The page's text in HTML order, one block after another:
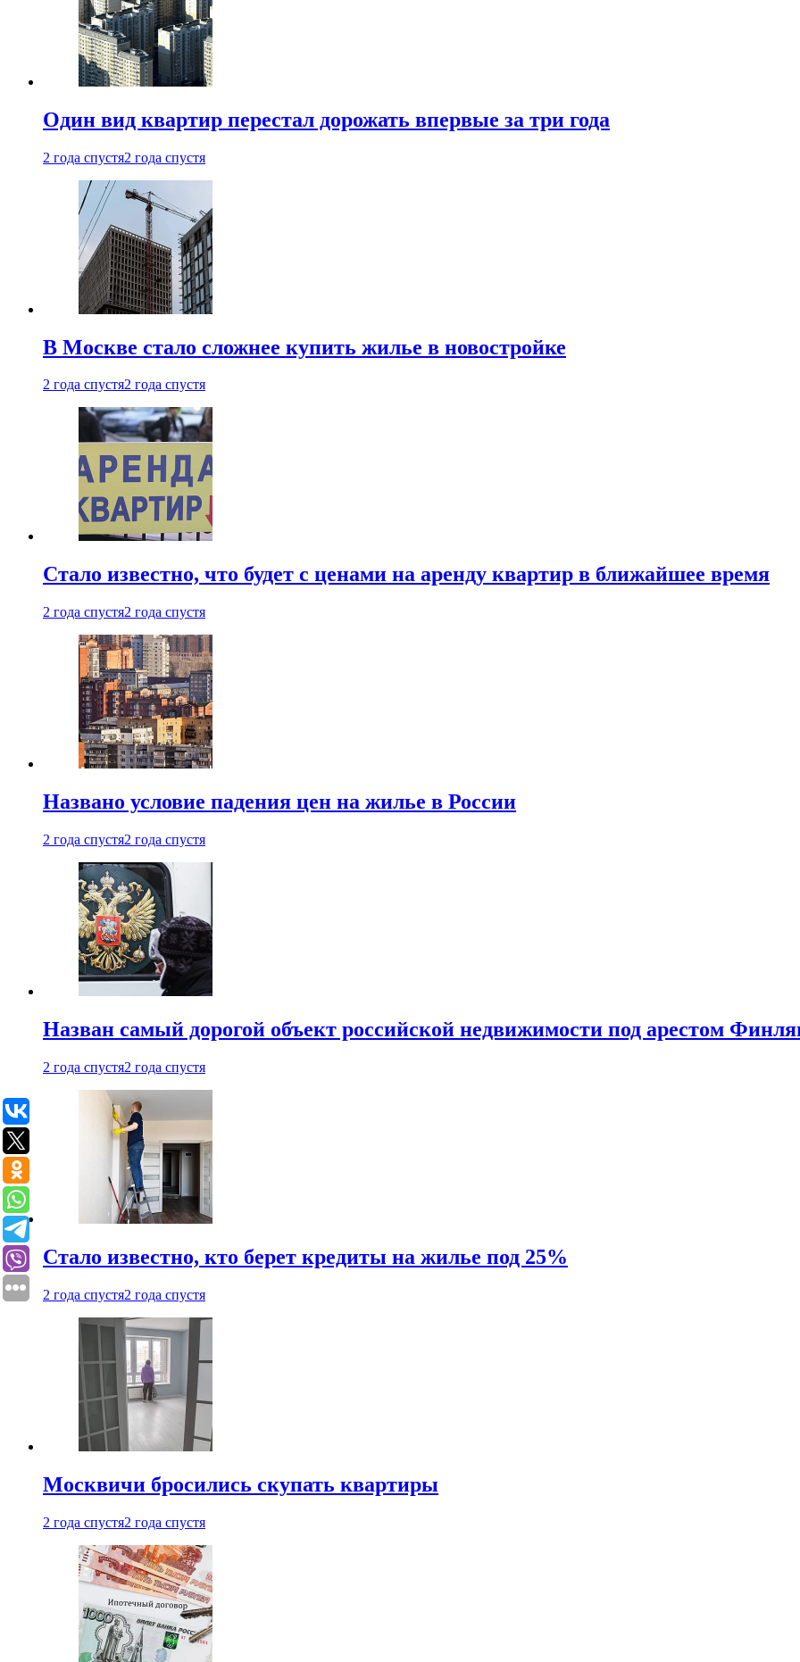
Один вид квартир перестал дорожать впервые за три года
2 года спустя2 года спустя
В Москве стало сложнее купить жилье в новостройке
2 года спустя2 года спустя
Стало известно, что будет с ценами на аренду квартир в ближайшее время
2 года спустя2 года спустя
Названо условие падения цен на жилье в России
2 года спустя2 года спустя
Назван самый дорогой объект российской недвижимости под арестом
2 года спустя2 года спустя
Стало известно, кто берет кредиты на жилье под 25%
2 года спустя2 года спустя
Москвичи бросились скупать квартиры
2 года спустя2 года спустя